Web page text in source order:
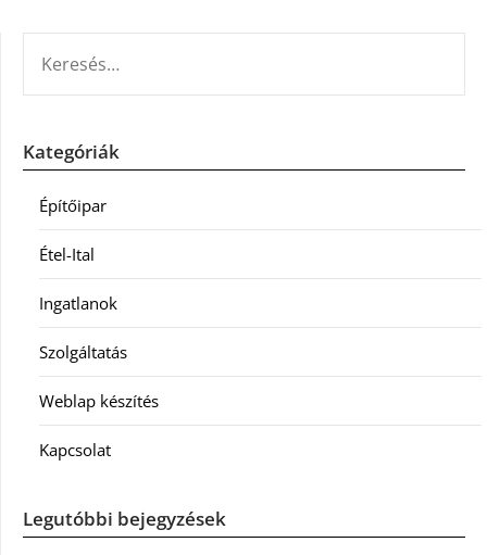
Kategóriák
Építőipar
Étel-Ital
Ingatlanok
Szolgáltatás
Weblap készítés
Kapcsolat
Legutóbbi bejegyzések